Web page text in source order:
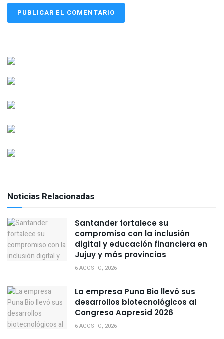
Noticias Relacionadas
Santander fortalece su
compromiso con la inclusión
digital y educación financiera en
Jujuy y más provincias
6 AGOSTO, 2026
La empresa Puna Bio llevó sus
desarrollos biotecnológicos al
Congreso Aapresid 2026
6 AGOSTO, 2026